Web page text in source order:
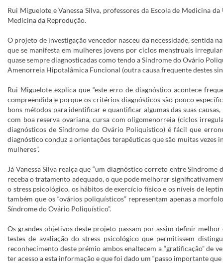
Rui Miguelote e Vanessa Silva, professores da Escola de Medicina
Medicina da Reprodução.
O projeto de investigação vencedor nasceu da necessidade, sentida
que se manifesta em mulheres jovens por ciclos menstruais
quase sempre diagnosticadas como tendo a Síndrome do Ovário
Amenorreia Hipotalâmica Funcional (outra causa frequente destes
Rui Miguelote explica que “este erro de diagnóstico acontece
compreendida e porque os critérios diagnósticos são pouco
bons métodos para identificar e quantificar algumas das suas
com boa reserva ovariana, cursa com oligomenorreia (ciclos
diagnósticos de Síndrome do Ovário Poliquístico) é fácil que
diagnóstico conduz a orientações terapêuticas que são muitas vezes
mulheres”.
Já Vanessa Silva realça que “um diagnóstico correto entre
receba o tratamento adequado, o que pode melhorar
o stress psicológico, os hábitos de exercício físico e os níveis de
também que os “ovários poliquísticos” representam apenas a
Síndrome do Ovário Poliquístico”.
Os grandes objetivos deste projeto passam por assim definir
testes de avaliação do stress psicológico que permitissem
reconhecimento deste prémio ambos enaltecem a “gratificação” de
ter acesso a esta informação e que foi dado um “passo importante